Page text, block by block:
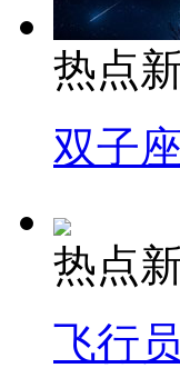
热点
双子
热点
飞行